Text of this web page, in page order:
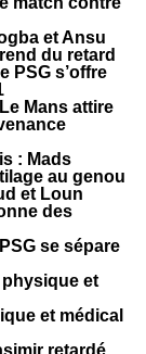
et Ansu
du retard
PSG s’offre
Mans attire
: Mads
au genou
et Loun
des
se sépare
et
et médical
retardé